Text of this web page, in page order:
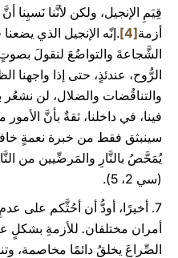
قِيَمِ الإنجيل، ولكن لأنَّنا
أزمة[4]
.إنّه الإنجيل الذي
الشَّجاعةَ والتواضُعَ لنقولَ
الرُّوح، عندئذٍ، حتى إذا واجهنا
والتناقُضات والضلال، لن نشعُر
فينا، في داخلنا، ثقةٌ بأنَّ
سينبثق فقط من خبرة نعمةٍ
يُمَحَّصُ بالنَّارِ والمَرضِّيين من
(سي 2، 5).
7. أخيرًا، أودُّ أن أحُثَّكم على عدمِ الخَلطِ بينَ الأزمة
أمران مختلفان. للأزمةِ بشكلٍ
الصِّراعَ يخلقُ دائمًا مخاصمة،